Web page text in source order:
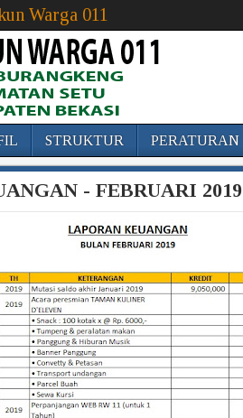
Warga 011
STRUKTUR PERATURAN
- FEBRUARI 2019